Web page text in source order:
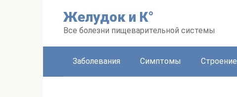
Желудок и К°
Все болезни пищеварительной системы
Заболевания Симптомы Строение